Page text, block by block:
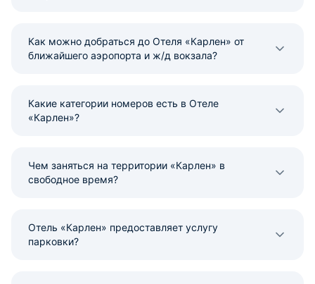
Как можно добраться до Отеля «Карлен» от
ближайшего аэропорта и ж/д вокзала?
Какие категории номеров есть в Отеле
«Карлен»?
Чем заняться на территории «Карлен» в
свободное время?
Отель «Карлен» предоставляет услугу
парковки?